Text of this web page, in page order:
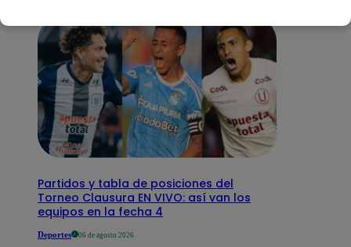
Partidos y tabla de posiciones del
Torneo Clausura EN VIVO: así van los
equipos en la fecha 4
Deportes 06 de agosto 2026